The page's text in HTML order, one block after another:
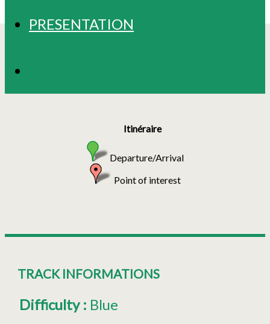
PRESENTATION
Itinéraire
Departure/Arrival
Point of interest
TRACK INFORMATIONS
Difficulty: Blue